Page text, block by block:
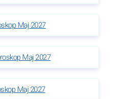
Maj 2027
Maj 2027
Maj 2027